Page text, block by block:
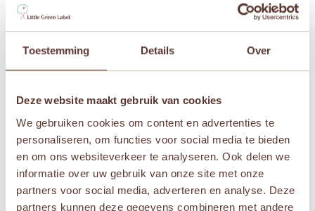
Toestemming Details Over
Deze website maakt gebruik van cookies
We gebruiken cookies om content en advertenties te
personaliseren, om functies voor social media te bieden
en om ons websiteverkeer te analyseren. Ook delen we
informatie over uw gebruik van onze site met onze
partners voor social media, adverteren en analyse. Deze
partners kunnen deze gegevens combineren met andere
12 cm
Sam & Julia
Gerelateerde producten